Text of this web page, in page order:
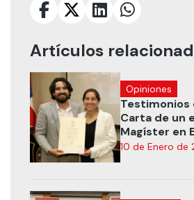
Artículos
Opiniones
Testimonios
Carta de un
Magíster en
10 de Enero de